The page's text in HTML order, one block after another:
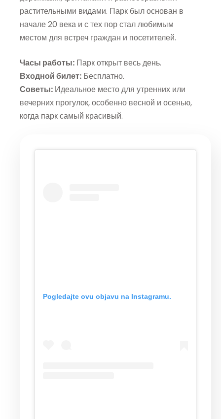
растительными видами. Парк был основан в
начале 20 века и с тех пор стал любимым
местом для встреч граждан и посетителей.
Часы работы: Парк открыт весь день.
Входной билет: Бесплатно.
Советы: Идеальное место для утренних или
вечерних прогулок, особенно весной и осенью,
когда парк самый красивый.
Pogledajte ovu objavu na Instagramu.